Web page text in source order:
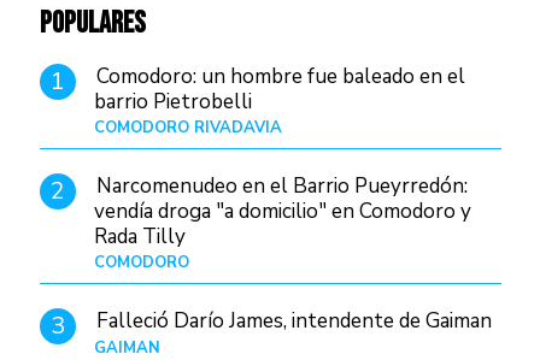
POPULARES
1
Comodoro: un hombre fue baleado en el
barrio Pietrobelli
COMODORO RIVADAVIA
2
Narcomenudeo en el Barrio Pueyrredón:
vendía droga "a domicilio" en Comodoro y
Rada Tilly
COMODORO
3 Falleció Darío James, intendente de Gaiman
GAIMAN